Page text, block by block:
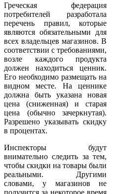
Греческая федерация
потребителей разработала
перечень правил, которые
являются обязательными для
всех владельцев магазинов. В
соответствии с требованиями,
возле каждого продукта
должен находиться ценник.
Его необходимо размещать на
видном месте. На ценнике
должна быть указана новая
цена (сниженная) и старая
цена (обычно зачеркнутая).
Разрешено указывать скидку
в процентах.
Инспекторы будут
внимательно следить за тем,
чтобы скидки на товары были
реальными. Другими
словами, у магазинов не
получится за некоторое время